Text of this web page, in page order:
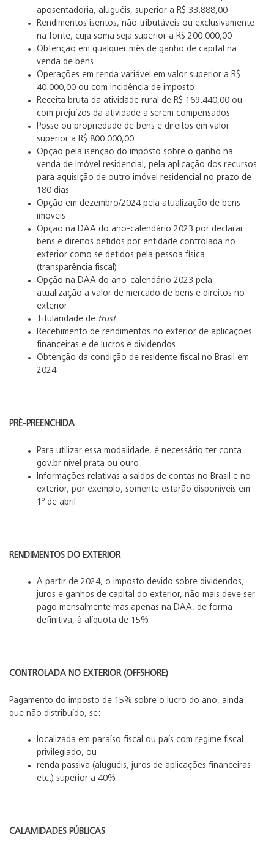
aposentadoria, aluguéis, superior a R$ 33.888,00
Rendimentos isentos, não tributáveis ou exclusivamente
na fonte, cuja soma seja superior a R$ 200.000,00
Obtenção em qualquer mês de ganho de capital na
venda de bens
Operações em renda variável em valor superior a R$
40.000,00 ou com incidência de imposto
Receita bruta da atividade rural de R$ 169.440,00 ou
com prejuízos da atividade a serem compensados
Posse ou propriedade de bens e direitos em valor
superior a R$ 800.000,00
Opção pela isenção do imposto sobre o ganho na
venda de imóvel residencial, pela aplicação dos recursos
para aquisição de outro imóvel residencial no prazo de
180 dias
Opção em dezembro/2024 pela atualização de bens
imóveis
Opção na DAA do ano-calendário 2023 por declarar
bens e direitos detidos por entidade controlada no
exterior como se detidos pela pessoa física
(transparência fiscal)
Opção na DAA do ano-calendário 2023 pela
atualização a valor de mercado de bens e direitos no
exterior
Titularidade de trust
Recebimento de rendimentos no exterior de aplicações
financeiras e de lucros e dividendos
Obtenção da condição de residente fiscal no Brasil em
2024
PRÉ-PREENCHIDA
Para utilizar essa modalidade, é necessário ter conta
gov.br nível prata ou ouro
Informações relativas a saldos de contas no Brasil e no
exterior, por exemplo, somente estarão disponíveis em
1º de abril
RENDIMENTOS DO EXTERIOR
A partir de 2024, o imposto devido sobre dividendos,
juros e ganhos de capital do exterior, não mais deve ser
pago mensalmente mas apenas na DAA, de forma
definitiva, à alíquota de 15%
CONTROLADA NO EXTERIOR (OFFSHORE)
Pagamento do imposto de 15% sobre o lucro do ano, ainda
que não distribuído, se:
localizada em paraíso fiscal ou país com regime fiscal
privilegiado, ou
renda passiva (aluguéis, juros de aplicações financeiras
etc.) superior a 40%
CALAMIDADES PÚBLICAS